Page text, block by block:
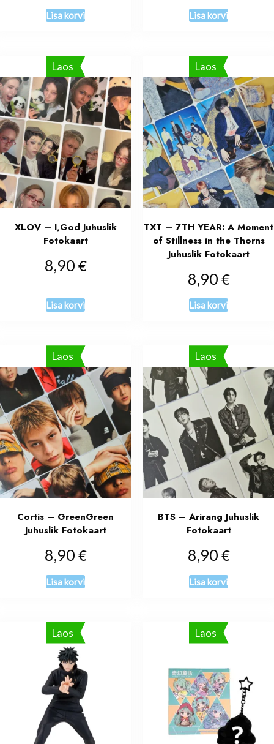
Lisa korvi Lisa korvi
Laos
XLOV – I,God Juhuslik
Fotokaart
8,90 €
Lisa korvi
Laos
TXT – 7TH YEAR: A Moment
of Stillness in the Thorns
Juhuslik Fotokaart
8,90 €
Lisa korvi
Laos
Cortis – GreenGreen
Juhuslik Fotokaart
8,90 €
Lisa korvi
Laos
BTS – Arirang Juhuslik
Fotokaart
8,90 €
Lisa korvi
Laos Laos